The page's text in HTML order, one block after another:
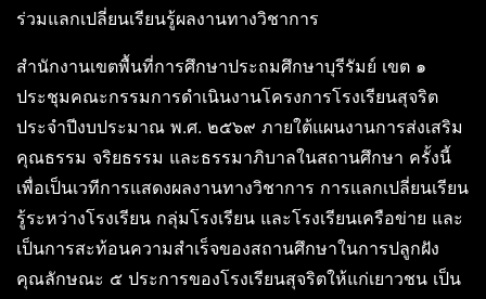
ร่วมแลกเปลี่ยนเรียนรู้ผลงานทางวิชาการ
สำนักงานเขตพื้นที่การศึกษาประถมศึกษาบุรีรัมย์ เขต ๑
ประชุมคณะกรรมการดำเนินงานโครงการโรงเรียนสุจริต
ประจำปีงบประมาณ พ.ศ. ๒๕๖๙ ภายใต้แผนงานการส่งเสริม
คุณธรรม จริยธรรม และธรรมาภิบาลในสถานศึกษา ครั้งนี้
เพื่อเป็นเวทีการแสดงผลงานทางวิชาการ การแลกเปลี่ยนเรียน
รู้ระหว่างโรงเรียน กลุ่มโรงเรียน และโรงเรียนเครือข่าย และ
เป็นการสะท้อนความสำเร็จของสถานศึกษาในการปลูกฝัง
คุณลักษณะ ๕ ประการของโรงเรียนสุจริตให้แก่เยาวชน เป็น